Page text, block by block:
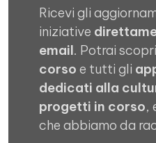
Ricevi gli
iniziative
email. Potrai
corso e tutti gli
dedicati alla
progetti in corso,
che abbiamo da